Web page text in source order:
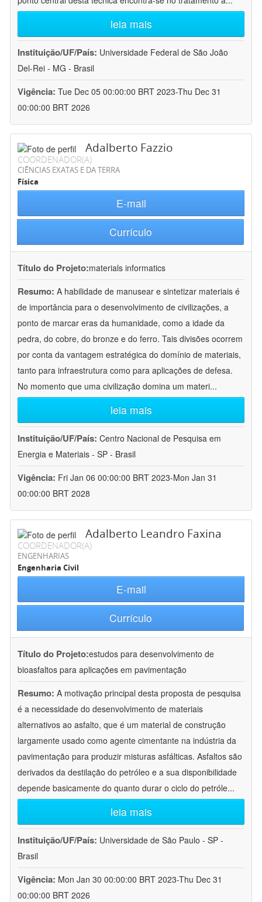
leia mais
Instituição/UF/País: Universidade Federal de São João
Del-Rei - MG - Brasil
Vigência: Tue Dec 05 00:00:00 BRT 2023-Thu Dec 31
00:00:00 BRT 2026
Adalberto Fazzio
COORDENADOR(A)
CIÊNCIAS EXATAS E DA TERRA
Física
E-mail
Currículo
Título do Projeto:materials informatics
Resumo: A habilidade de manusear e sintetizar materiais é
de importância para o desenvolvimento de civilizações, a
ponto de marcar eras da humanidade, como a idade da
pedra, do cobre, do bronze e do ferro. Tais divisões ocorrem
por conta da vantagem estratégica do domínio de materiais,
tanto para infraestrutura como para aplicações de defesa.
No momento que uma civilização domina um materi...
leia mais
Instituição/UF/País: Centro Nacional de Pesquisa em
Energia e Materiais - SP - Brasil
Vigência: Fri Jan 06 00:00:00 BRT 2023-Mon Jan 31
00:00:00 BRT 2028
Adalberto Leandro Faxina
COORDENADOR(A)
ENGENHARIAS
Engenharia Civil
E-mail
Currículo
Título do Projeto:estudos para desenvolvimento de
bioasfaltos para aplicações em pavimentação
Resumo: A motivação principal desta proposta de pesquisa
é a necessidade do desenvolvimento de materiais
alternativos ao asfalto, que é um material de construção
largamente usado como agente cimentante na indústria da
pavimentação para produzir misturas asfálticas. Asfaltos são
derivados da destilação do petróleo e a sua disponibilidade
depende basicamente do quanto durar o ciclo do petróle...
leia mais
Instituição/UF/País: Universidade de São Paulo - SP -
Brasil
Vigência: Mon Jan 30 00:00:00 BRT 2023-Thu Dec 31
00:00:00 BRT 2026